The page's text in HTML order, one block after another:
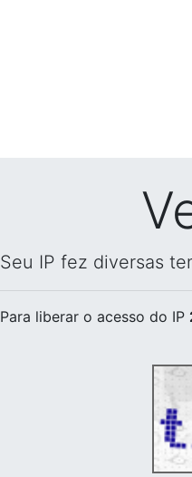
Seu IP fez diversas
Para liberar o acesso do IP